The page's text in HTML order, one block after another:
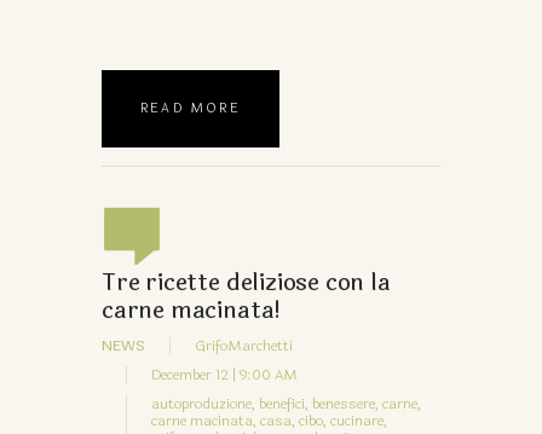
READ MORE
Tre ricette deliziose con la
carne macinata!
NEWS
GrifoMarchetti
December 12 | 9:00 AM
autoproduzione, benefici, benessere, carne,
carne macinata, casa, cibo, cucinare,